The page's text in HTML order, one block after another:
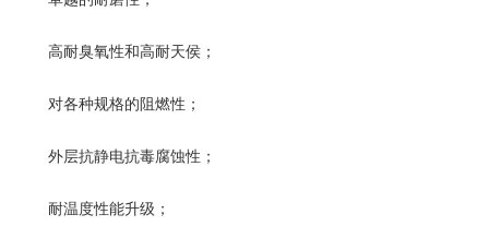
高耐臭氧性和高耐天侯；
对各种规格的阻燃性；
外层抗静电抗毒腐蚀性；
耐温度性能升级；